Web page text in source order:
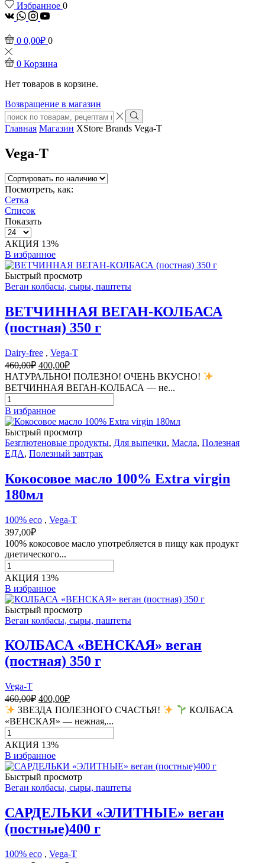
Избранное 0
vk Whatsapp
Instagram
Youtube
0 0,00₽ 0
0 Корзина
Нет товаров в корзине.
Возвращение в магазин
Search
input
Search
Главная Магазин XStore Brands Vega-T
Vega-T
Посмотреть, как:
Сетка
Список
Показать
Товаров
на
странице
АКЦИЯ 13%
В избранное
Быстрый просмотр
Веган колбасы, сыры, паштеты
ВЕТЧИННАЯ ВЕГАН-КОЛБАСА
(постная) 350 г
Dairy-free , Vega-T
460,00₽ Первоначальная
цена
составляла
460,00₽.
400,00₽Текущая
цена:
400,00₽.
НАТУРАЛЬНО! ПОЛЕЗНО! ОЧЕНЬ ВКУСНО!
ВЕТЧИННАЯ ВЕГАН-КОЛБАСА — не...
Количество
товара
ВЕТЧИННАЯ
ВЕГАН-
КОЛБАСА
(постная)
350
г
В избранное
Быстрый просмотр
Безглютеновые продукты, Для выпечки, Масла, Полезная
ЕДА, Полезный завтрак
Кокосовое масло 100% Extra virgin
180мл
100% eco , Vega-T
397,00₽
100% кокосовое масло употребляется в пищу как продукт
диетического...
Количество
товара
Кокосовое
масло
100%
Extra
virgin
180мл
АКЦИЯ 13%
В избранное
Быстрый просмотр
Веган колбасы, сыры, паштеты
КОЛБАСА «ВЕНСКАЯ» веган
(постная) 350 г
Vega-T
460,00₽ Первоначальная
цена
составляла
460,00₽.
400,00₽Текущая
цена:
400,00₽.
ЗВЕЗДА ПОЛЕЗНОГО СЧАСТЬЯ!
КОЛБАСА
«ВЕНСКАЯ» — нежная,...
Количество
товара
КОЛБАСА
«ВЕНСКАЯ»
веган
(постная)
350
г
АКЦИЯ 13%
В избранное
Быстрый просмотр
Веган колбасы, сыры, паштеты
САРДЕЛЬКИ «ЭЛИТНЫЕ» веган
(постные)400 г
100% eco , Vega-T